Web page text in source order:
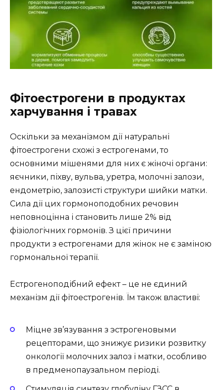
Фітоестрогени в продуктах
харчування і травах
Оскільки за механізмом дії натуральні
фітоестрогени схожі з естрогенами, то
основними мішенями для них є жіночі органи:
яєчники, піхву, вульва, уретра, молочні залози,
ендометрію, залозисті структури шийки матки.
Сила дії цих гормоноподобних речовин
неповноцінна і становить лише 2% від
фізіологічних гормонів. З цієї причини
продукти з естрогенами для жінок не є заміною
гормональної терапії.
Естрогеноподібний ефект – це не єдиний
механізм дії фітоестрогенів. Їм також властиві:
Міцне зв’язування з эстрогеновыми
рецепторами, що знижує ризики розвитку
онкології молочних залоз і матки, особливо
в предменопаузальном періоді.